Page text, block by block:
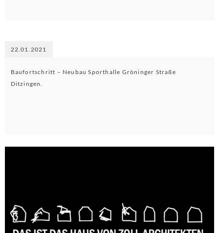
22.01.2021
Baufortschritt – Neubau Sporthalle Gröninger Straße
Ditzingen.